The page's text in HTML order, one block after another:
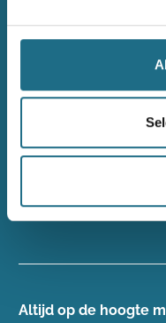
Gezondheid
+32(0)50 40 51 40
BE 0643 481 073
Altijd op de hoogte